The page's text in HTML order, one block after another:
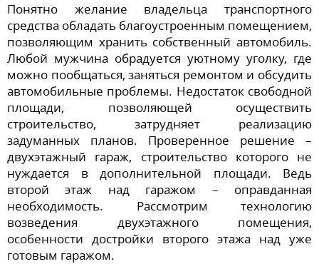
Понятно желание владельца транспортного
средства обладать благоустроенным помещением,
позволяющим хранить собственный автомобиль.
Любой мужчина обрадуется уютному уголку, где
можно пообщаться, заняться ремонтом и обсудить
автомобильные проблемы. Недостаток свободной
площади, позволяющей осуществить
строительство, затрудняет реализацию
задуманных планов. Проверенное решение –
двухэтажный гараж, строительство которого не
нуждается в дополнительной площади. Ведь
второй этаж над гаражом – оправданная
необходимость. Рассмотрим технологию
возведения двухэтажного помещения,
особенности достройки второго этажа над уже
готовым гаражом.